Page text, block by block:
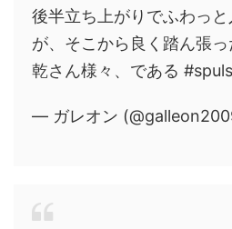
後半立ち上がりでふわっ
が、そこから良く踏ん張っ
乾さん様々、である
— ガレオン